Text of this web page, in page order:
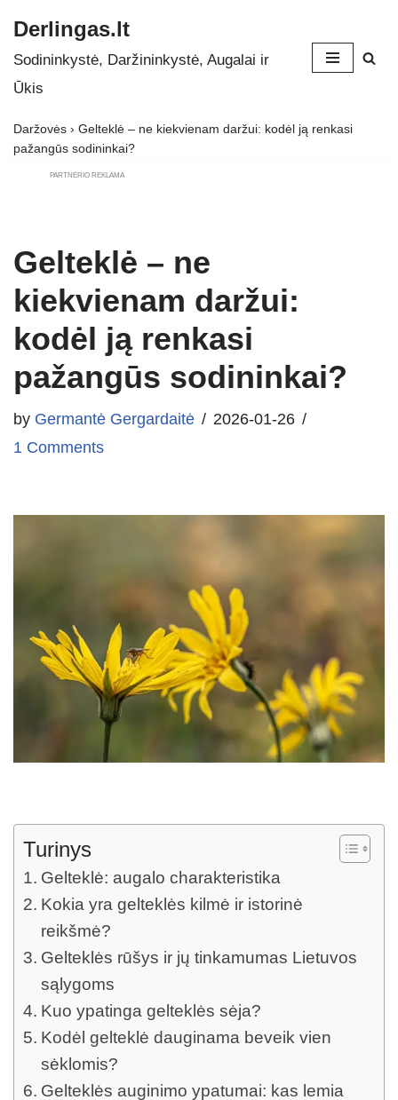
Skip
to
Derlingas.lt
Sodininkystė, Daržininkystė, Augalai ir
Ūkis
Daržovės › Gelteklė – ne kiekvienam daržui: kodėl ją renkasi
pažangūs sodininkai?
PARTNERIO REKLAMA
Gelteklė – ne
kiekvienam daržui:
kodėl ją renkasi
pažangūs sodininkai?
by Germantė Gergardaitė
2026-01-26
1 Comments
Turinys
Gelteklė: augalo charakteristika
Kokia yra gelteklės kilmė ir istorinė
reikšmė?
Gelteklės rūšys ir jų tinkamumas Lietuvos
sąlygoms
Kuo ypatinga gelteklės sėja?
Kodėl gelteklė dauginama beveik vien
sėklomis?
Gelteklės auginimo ypatumai: kas lemia